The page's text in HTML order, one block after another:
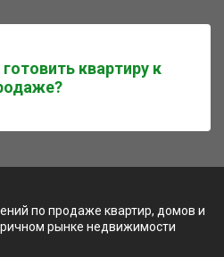
квартиру к
по продаже квартир, домов и
рынке недвижимости